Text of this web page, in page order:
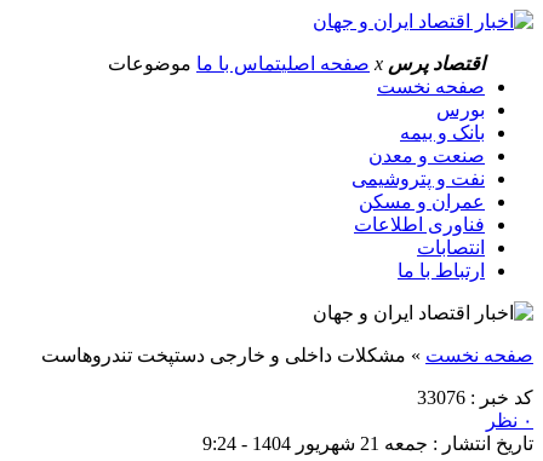
اقتصاد پرس x صفحه اصلیتماس با ما موضوعات
صفحه نخست
بورس
بانک و بیمه
صنعت و معدن
نفت و پتروشیمی
عمران و مسکن
فناوری اطلاعات
انتصابات
ارتباط با ما
صفحه نخست » مشکلات داخلی و خارجی دستپخت تندروهاست
کد خبر : 33076
۰ نظر
تاریخ انتشار : جمعه 21 شهریور 1404 - 9:24